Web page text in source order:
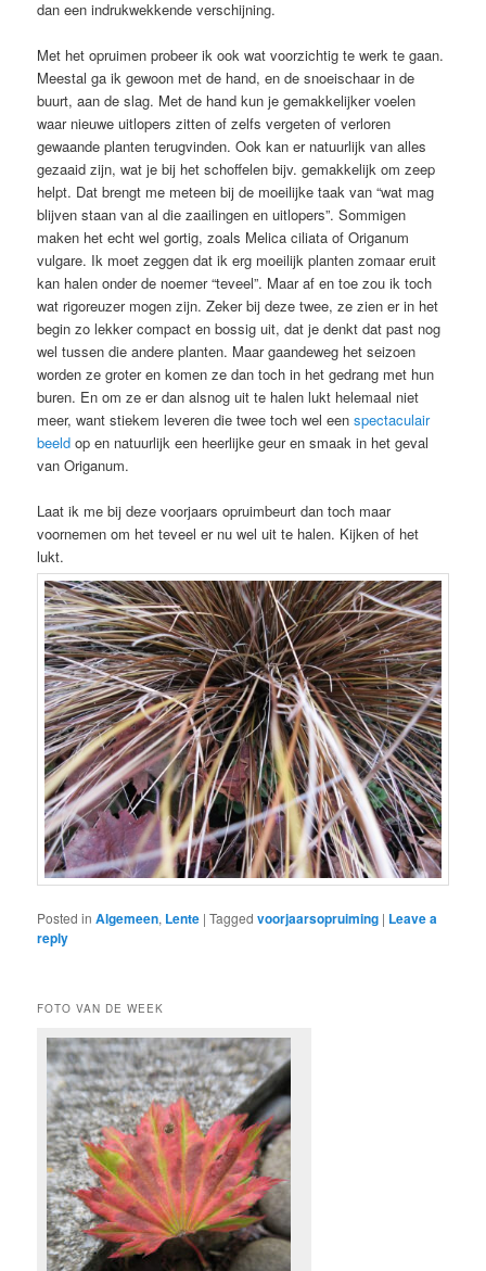
dan een indrukwekkende verschijning.
Met het opruimen probeer ik ook wat voorzichtig te werk te gaan.
Meestal ga ik gewoon met de hand, en de snoeischaar in de
buurt, aan de slag. Met de hand kun je gemakkelijker voelen
waar nieuwe uitlopers zitten of zelfs vergeten of verloren
gewaande planten terugvinden. Ook kan er natuurlijk van alles
gezaaid zijn, wat je bij het schoffelen bijv. gemakkelijk om zeep
helpt. Dat brengt me meteen bij de moeilijke taak van “wat mag
blijven staan van al die zaailingen en uitlopers”. Sommigen
maken het echt wel gortig, zoals Melica ciliata of Origanum
vulgare. Ik moet zeggen dat ik erg moeilijk planten zomaar eruit
kan halen onder de noemer “teveel”. Maar af en toe zou ik toch
wat rigoreuzer mogen zijn. Zeker bij deze twee, ze zien er in het
begin zo lekker compact en bossig uit, dat je denkt dat past nog
wel tussen die andere planten. Maar gaandeweg het seizoen
worden ze groter en komen ze dan toch in het gedrang met hun
buren. En om ze er dan alsnog uit te halen lukt helemaal niet
meer, want stiekem leveren die twee toch wel eenspectaculair
beeld op en natuurlijk een heerlijke geur en smaak in het geval
van Origanum.
Laat ik me bij deze voorjaars opruimbeurt dan toch maar
voornemen om het teveel er nu wel uit te halen. Kijken of het
lukt.
Posted in Algemeen, Lente |Tagged voorjaarsopruiming | Leave a
reply
FOTO VAN DE WEEK